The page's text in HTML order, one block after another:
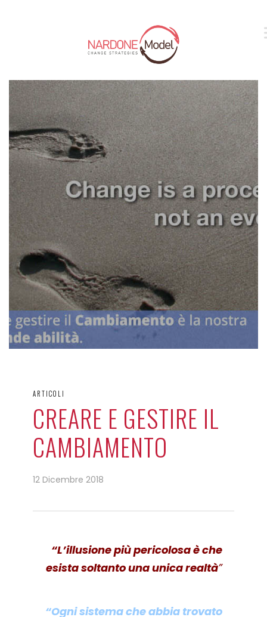
ARTICOLI
CREARE E GESTIRE IL
CAMBIAMENTO
12 Dicembre 2018
“L’illusione più pericolosa è che
esista soltanto una unica realtà”
“Ogni sistema che abbia trovato